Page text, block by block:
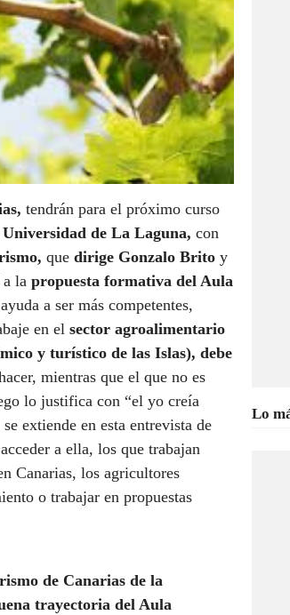
tendrán para el próximo curso
de La Laguna, con
que dirige Gonzalo Brito y
a la propuesta formativa del Aula
a ser más competentes,
en el sector agroalimentario
y turístico de las Islas), debe
mientras que el que no es
lo justifica con “el yo creía
extiende en esta entrevista de
a ella, los que trabajan
Canarias, los agricultores
o trabajar en propuestas
de Canarias de la
trayectoria del Aula
Lo